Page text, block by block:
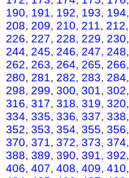
190, 191, 192, 193, 194,
208, 209, 210, 211, 212,
226, 227, 228, 229, 230,
244, 245, 246, 247, 248,
262, 263, 264, 265, 266,
280, 281, 282, 283, 284,
298, 299, 300, 301, 302,
316, 317, 318, 319, 320,
334, 335, 336, 337, 338,
352, 353, 354, 355, 356,
370, 371, 372, 373, 374,
388, 389, 390, 391, 392,
406, 407, 408, 409, 410,